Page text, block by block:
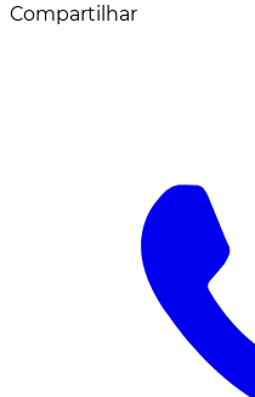
Compartilhar